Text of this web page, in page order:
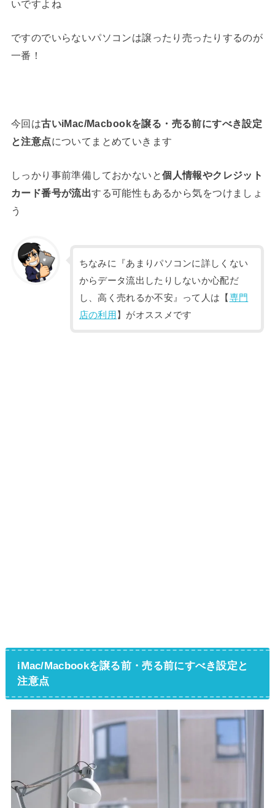
いですよね
ですのでいらないパソコンは譲ったり売ったりするのが
一番！
今回は古いiMac/Macbookを譲る・売る前にすべき設定
と注意点についてまとめていきます
しっかり事前準備しておかないと個人情報やクレジット
カード番号が流出する可能性もあるから気をつけましょ
う
ちなみに『あまりパソコンに詳しくない
からデータ流出したりしないか心配だ
し、高く売れるか不安』って人は【専門
店の利用】がオススメです
iMac/Macbookを譲る前・売る前にすべき設定と
注意点